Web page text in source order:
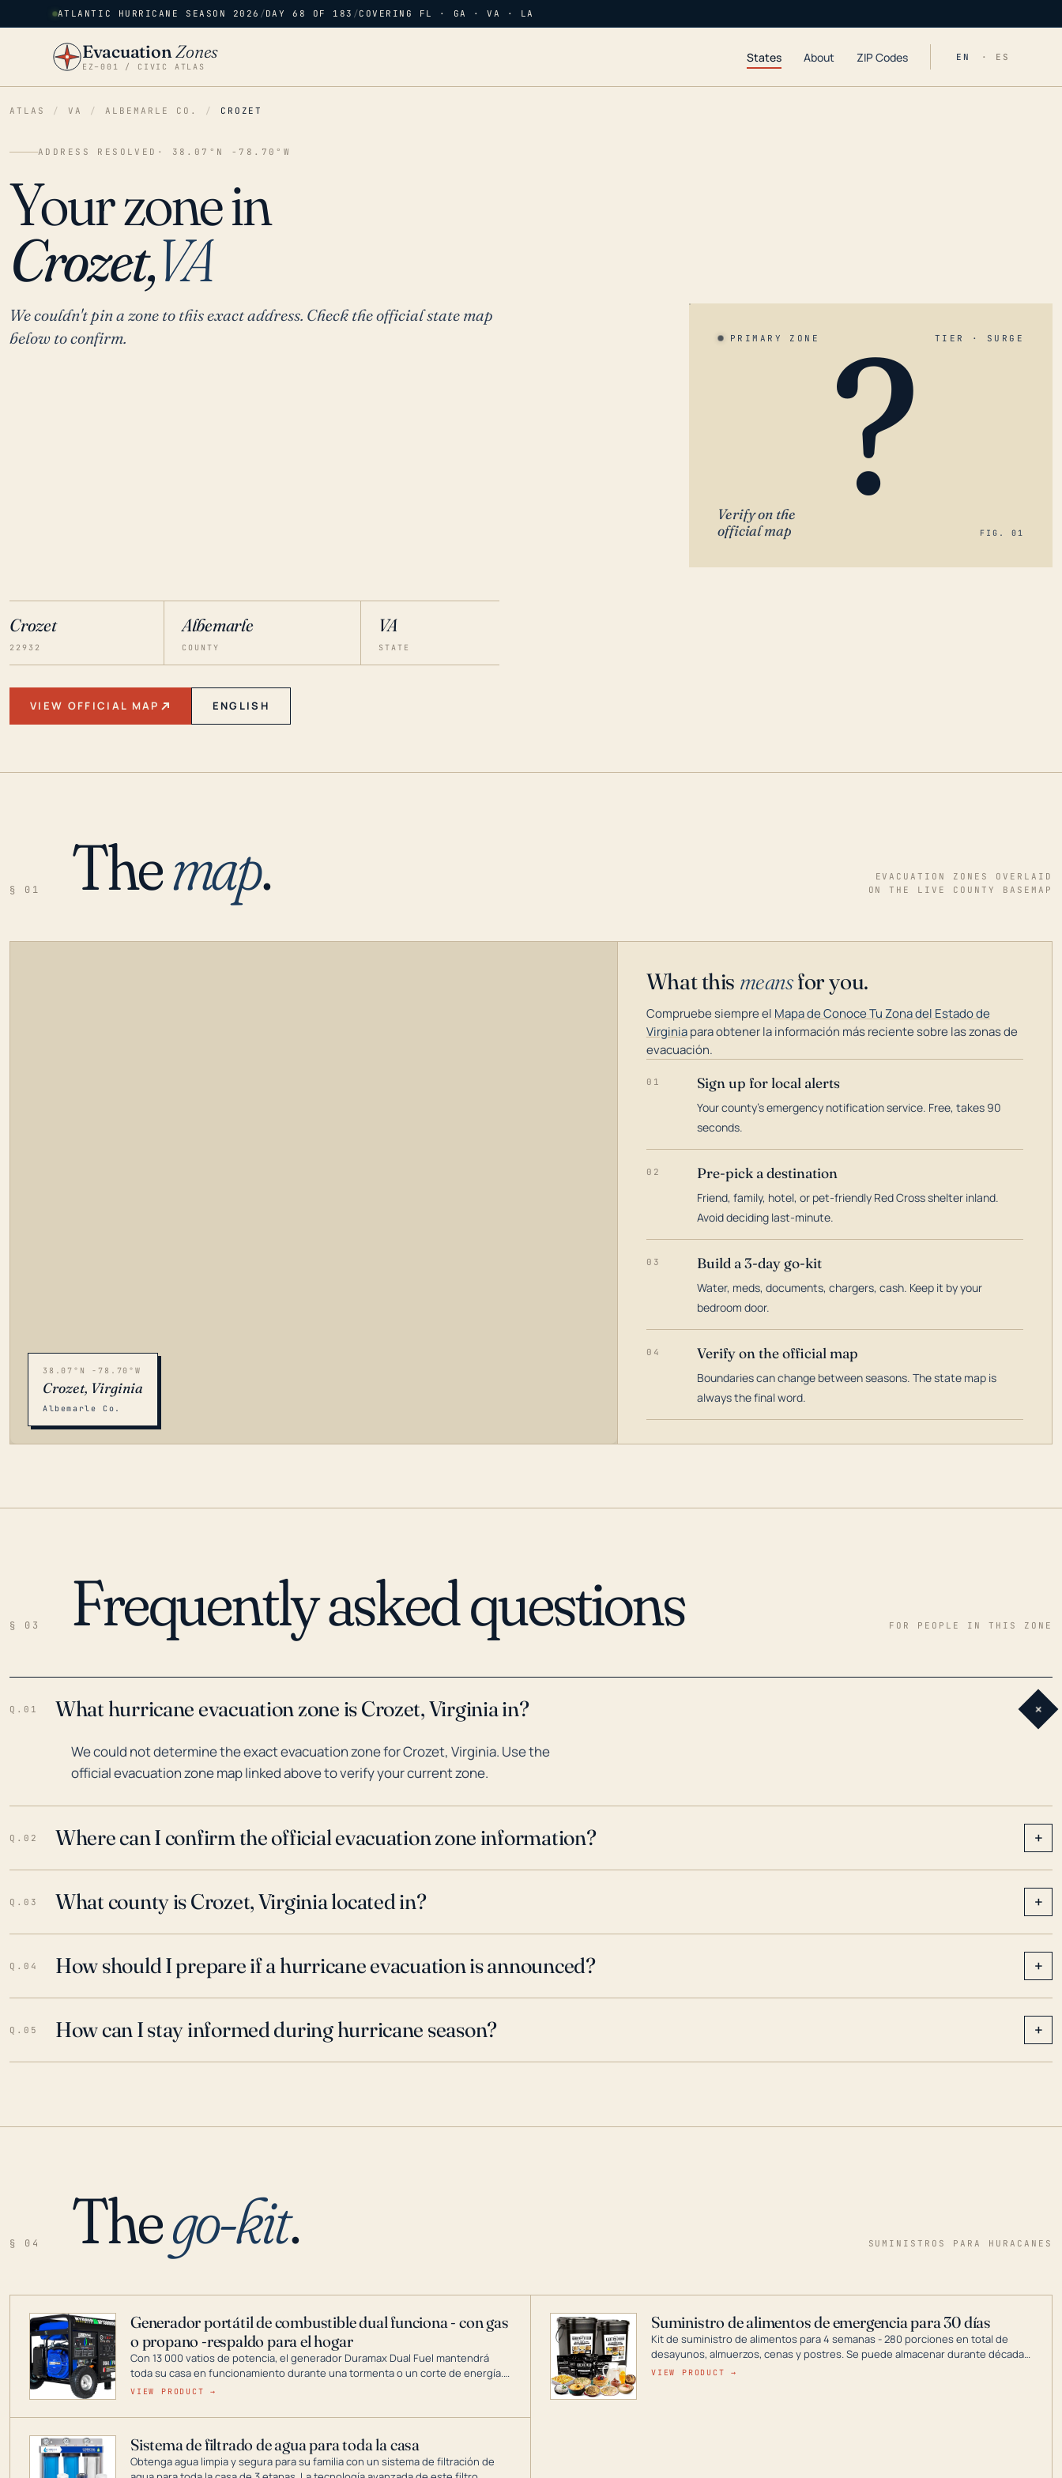
ATLANTIC HURRICANE SEASON 2026 /DAY 68 OF 183 /COVERING FL · GA · VA · LA
EvacuationZones
EZ–001 / CIVIC ATLAS
States About ZIP Codes EN · ES
ATLAS / VA / ALBEMARLE CO. / CROZET
ADDRESS RESOLVED · 38.07°N -78.70°W
Your zone in
Crozet,VA
We couldn't pin a zone to this exact address. Check the official state map
below to confirm.
Crozet
22932
Albemarle
COUNTY
VA
STATE
VIEW OFFICIAL MAP ENGLISH
PRIMARY ZONE TIER · SURGE
?
Verify on the
official map
FIG. 01
§ 01 Themap.
EVACUATION ZONES OVERLAID
ON THE LIVE COUNTY BASEMAP
38.07°N -78.70°W
Crozet, Virginia
Albemarle Co.
What this meansfor you.
Compruebe siempre el Mapa de Conoce Tu Zona del Estado de
Virginiapara obtener la información más reciente sobre las zonas de
evacuación.
01 Sign up for local alerts
Your county's emergency notification service. Free, takes 90
seconds.
02 Pre-pick a destination
Friend, family, hotel, or pet-friendly Red Cross shelter inland.
Avoid deciding last-minute.
03 Build a 3-day go-kit
Water, meds, documents, chargers, cash. Keep it by your
bedroom door.
04 Verify on the official map
Boundaries can change between seasons. The state map is
always the final word.
§ 03 Frequently asked questions FOR PEOPLE IN THIS ZONE
Q.01 What hurricane evacuation zone is Crozet, Virginia in? +
We could not determine the exact evacuation zone for Crozet, Virginia. Use the
official evacuation zone map linked above to verify your current zone.
Q.02 Where can I confirm the official evacuation zone information? +
Q.03 What county is Crozet, Virginia located in? +
Q.04 How should I prepare if a hurricane evacuation is announced? +
Q.05 How can I stay informed during hurricane season? +
§ 04 Thego-kit. SUMINISTROS PARA HURACANES
Generador portátil de combustible dual funciona - con gas
o propano -respaldo para el hogar
Con 13 000 vatios de potencia, el generador Duramax Dual Fuel mantendrá
toda su casa en funcionamiento durante una tormenta o un corte de energía.
DuroMax es el líder de la industria en tecnología de generadores portátiles de
digitales hasta generadores que pueden alimentar toda su casa.
VIEW PRODUCT →
Suministro de alimentos de emergencia para 30 días
Kit de suministro de alimentos para 4 semanas - 280 porciones en total de
desayunos, almuerzos, cenas y postres. Se puede almacenar durante décadas
si se guarda en un lugar seco.
VIEW PRODUCT →
Sistema de filtrado de agua para toda la casa
Obtenga agua limpia y segura para su familia con un sistema de filtración de